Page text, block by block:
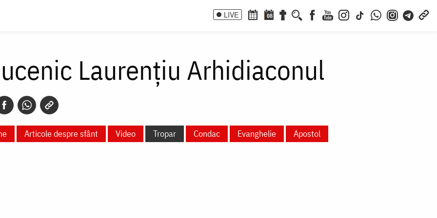
LIVE 08
Laurențiu Arhidiaconul
Articole despre sfânt Video Tropar Condac Evanghelie Apostol